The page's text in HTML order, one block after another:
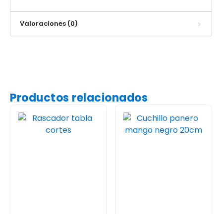
Valoraciones (0)
Productos relacionados